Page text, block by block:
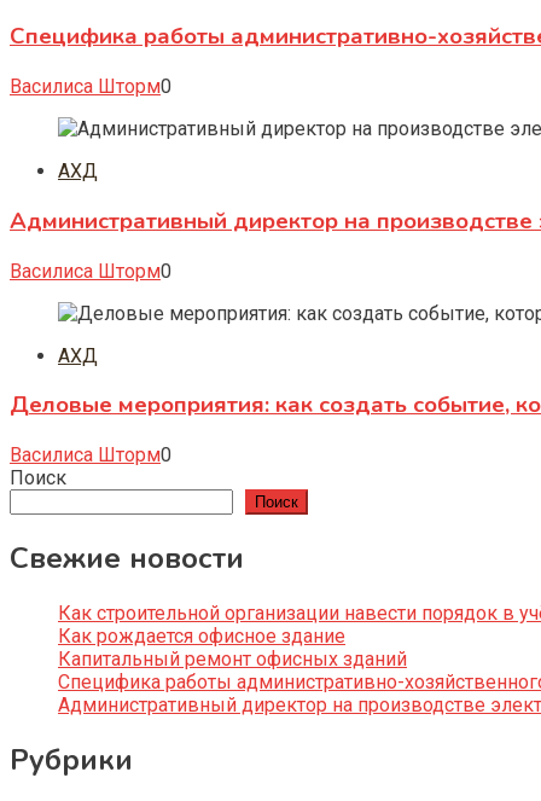
Специфика работы административно-
Василиса Шторм0
АХД
Административный директор на производстве
Василиса Шторм0
АХД
Деловые мероприятия: как создать событие,
Василиса Шторм0
Поиск
Поиск
Свежие новости
Как строительной организации навести порядок в
Как рождается офисное здание
Капитальный ремонт офисных зданий
Специфика работы административно-
Административный директор на производстве
Рубрики